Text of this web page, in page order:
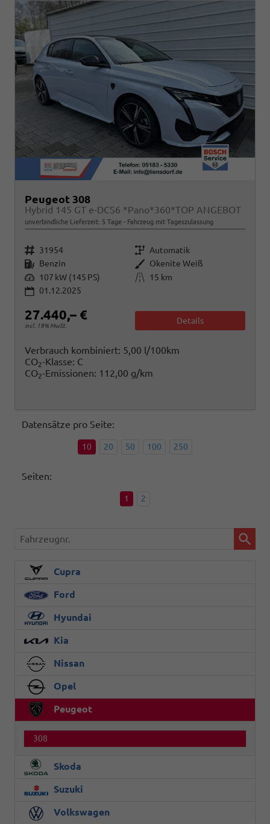
Peugeot 308
Hybrid 145 GT e-DCS6 *Pano*360*TOP ANGEBOT
unverbindliche Lieferzeit: 5 Tage Fahrzeug mit Tageszulassung
Fahrzeugnr. 31954 Getriebe Automatik
Kraftstoff Benzin Außenfarbe Okenite Weiß
Leistung 107 kW (145 PS) Kilometerstand
15 km
01.12.2025
27.440,– €
incl. 19% MwSt.
Details
Verbrauch kombiniert: 5,00 l/100km
CO2-Klasse: C
CO2-Emissionen: 112,00 g/km
Datensätze pro Seite:
10 20 50 100 250
Seiten:
1 2
Fahrzeugnr.
Cupra
Ford
Hyundai
Kia
Nissan
Opel
Peugeot
308
Skoda
Suzuki
Volkswagen